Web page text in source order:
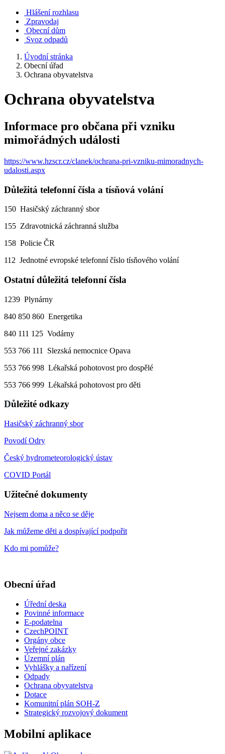
Hlášení rozhlasu
Zpravodaj
Obecní dům
Svoz odpadů
Úvodní stránka
Obecní úřad
Ochrana obyvatelstva
Ochrana obyvatelstva
Informace pro občana při vzniku
mimořádných události
https://www.hzscr.cz/clanek/ochrana-pri-vzniku-mimoradnych-
udalosti.aspx
Důležitá telefonní čísla a tísňová volání
150 Hasičský záchranný sbor
155 Zdravotnická záchranná služba
158 Policie ČR
112 Jednotné evropské telefonní číslo tísňového volání
Ostatní důležitá telefonní čísla
1239 Plynárny
840 850 860 Energetika
840 111 125 Vodárny
553 766 111 Slezská nemocnice Opava
553 766 998 Lékařská pohotovost pro dospělé
553 766 999 Lékařská pohotovost pro děti
Důležité odkazy
Hasičský záchranný sbor
Povodí Odry
Český hydrometeorologický ústav
COVID Portál
Užitečné dokumenty
Nejsem doma a něco se děje
Jak můžeme děti a dospívající podpořit
Kdo mi pomůže?
Obecní úřad
Úřední deska
Povinné informace
E-podatelna
CzechPOINT
Orgány obce
Veřejné zakázky
Územní plán
Vyhlášky a nařízení
Odpady
Ochrana obyvatelstva
Dotace
Komunitní plán SOH-Z
Strategický rozvojový dokument
Mobilní aplikace